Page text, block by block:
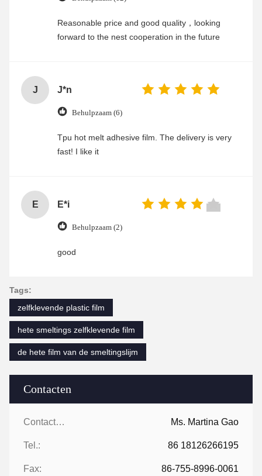
Contacten
Contacten: Ms. Martina Gao
Tel.: 86 18126266195
Fax: 86-755-8996-0061
Reasonable price and good quality，looking
forward to the nest cooperation in the future
J J*n
Behulpzaam (6)
Tpu hot melt adhesive film. The delivery is very
fast! I like it
E E*i
Behulpzaam (2)
good
Tags:
zelfklevende plastic film
hete smeltings zelfklevende film
de hete film van de smeltingslijm